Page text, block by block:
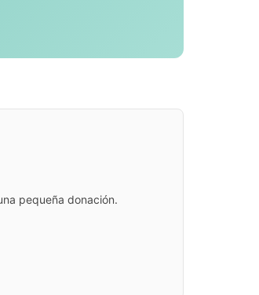
pequeña donación.